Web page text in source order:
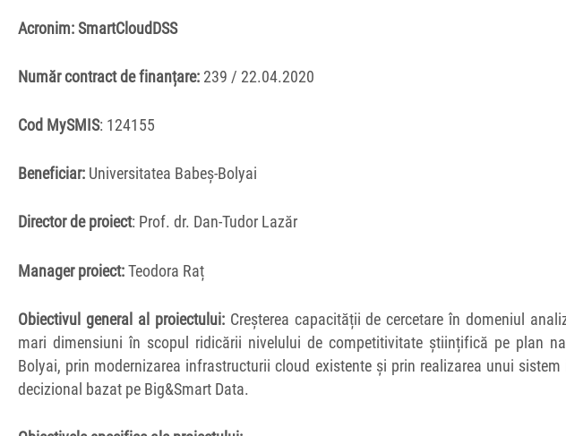
Acronim: SmartCloudDSS
Număr contract de finanțare: 239 / 22.04.2020
Cod MySMIS: 124155
Beneficiar: Universitatea Babeș-Bolyai
Director de proiect: Prof. dr. Dan-Tudor Lazăr
Manager proiect: Teodora Raț
Obiectivul general al proiectului:Creșterea capacității de cercetare în domeniul
mari dimensiuni în scopul ridicării nivelului de competitivitate științifică pe plan
Bolyai, prin modernizarea infrastructurii cloud existente și prin realizarea unui
decizional bazat pe Big&Smart Data.